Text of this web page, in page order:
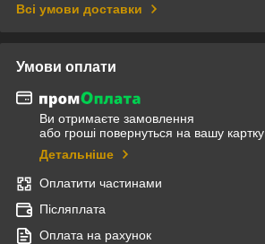
Всі умови доставки
Умови оплати
Ви отримаєте замовлення
або гроші повернуться на вашу картку
Детальніше
Оплатити частинами
Післяплата
Оплата на рахунок